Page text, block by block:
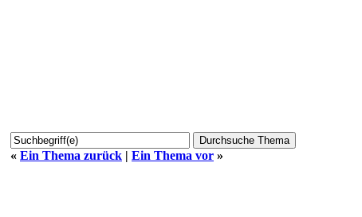
« Ein Thema zurück | Ein Thema vor »